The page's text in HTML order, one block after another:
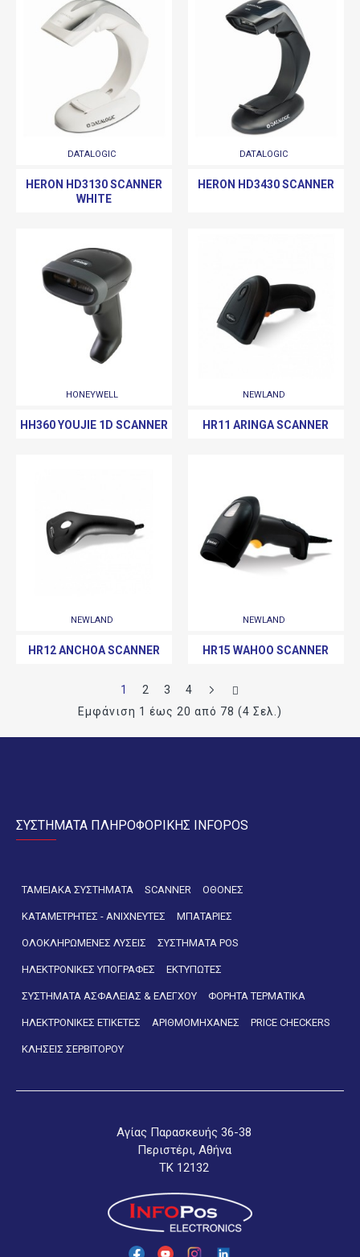
DATALOGIC
HERON HD3130 SCANNER
WHITE
DATALOGIC
HERON HD3430 SCANNER
HONEYWELL
HH360 YOUJIE 1D SCANNER
NEWLAND
HR11 ARINGA SCANNER
NEWLAND
HR12 ANCHOA SCANNER
NEWLAND
HR15 WAHOO SCANNER
1 2 3
4
Εμφάνιση 1 έως 20 από 78 (4 Σελ.)
ΣΥΣΤΗΜΑΤΑ ΠΛΗΡΟΦΟΡΙΚΗΣ INFOPOS
ΤΑΜΕΙΑΚΑ ΣΥΣΤΗΜΑΤΑ SCANNER ΟΘΟΝΕΣ
ΚΑΤΑΜΕΤΡΗΤΕΣ - ΑΝΙΧΝΕΥΤΕΣ ΜΠΑΤΑΡΙΕΣ
ΟΛΟΚΛΗΡΩΜΕΝΕΣ ΛΥΣΕΙΣ ΣΥΣΤΗΜΑΤΑ POS
ΗΛΕΚΤΡΟΝΙΚΕΣ ΥΠΟΓΡΑΦΕΣ ΕΚΤΥΠΩΤΕΣ
ΣΥΣΤΗΜΑΤΑ ΑΣΦΑΛΕΙΑΣ & ΕΛΕΓΧΟΥ ΦΟΡΗΤΑ ΤΕΡΜΑΤΙΚΑ
ΗΛΕΚΤΡΟΝΙΚΕΣ ΕΤΙΚΕΤΕΣ ΑΡΙΘΜΟΜΗΧΑΝΕΣ PRICE CHECKERS
ΚΛΗΣΕΙΣ ΣΕΡΒΙΤΟΡΟΥ
Αγίας Παρασκευής 36-38
Περιστέρι, Αθήνα
ΤΚ 12132